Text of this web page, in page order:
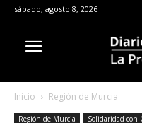
sábado, agosto 8, 2026
Inicio Región de Murcia
Región de Murcia Solidaridad con